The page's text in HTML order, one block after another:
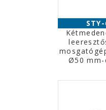
Ø50